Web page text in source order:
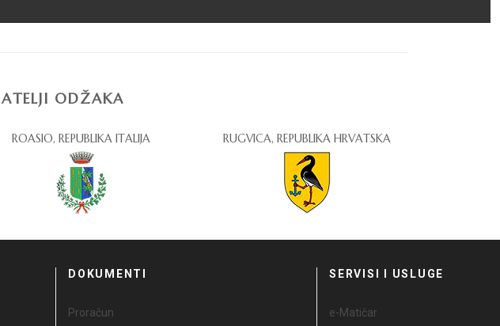
ODŽAKA
ROASIO, REPUBLIKA ITALIJA RUGVICA, REPUBLIKA HRVATSKA
DOKUMENTI
Proračun
SERVISI I USLUGE
e-Matičar